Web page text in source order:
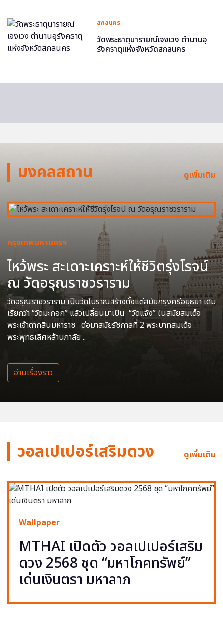
สกลนคร
วัดพระธาตุนารายณ์เจงเวง ตำนานอุ
รังคธาตุแห่งจังหวัดสกลนคร
มงคลสถาน ดูเพิ่มเติม
กรุงเทพมหานครฯ
ไหว้พระ สะเดาะเคราะห์ให้ชีวิตรุ่งโรจน์
ณ วัดอรุณราชวราราม
วัดอรุณราชวราราม เป็นวัดโบราณสร้างตั้งแต่สมัยกรุงศรีอยุธยา เดิม
เรียกว่า “วัดมะกอก” แล้วเปลี่ยนมาเป็น “วัดแจ้ง” ในสมัยสมเด็จ
พระเจ้าตากสินมหาราช ต่อมาสมัยรัชกาลที่ 2 พระบาทสมเด็จ
พระพุทธเลิศหล้านภาลัย ..
อ่านเรื่องราว
วอลเปเปอร์เสริมดวง ดูเพิ่มเติม
Wallpaper
MTHAI เปิดตัว วอลเปเปอร์เสริม
ดวง 2568 ชุด “มหาโภคทรัพย์”
เด่นเงินตรา มหาลาภ